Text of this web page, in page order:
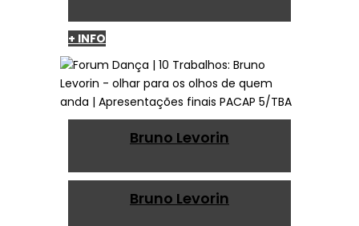
+ INFO
Bruno Levorin
Bruno Levorin